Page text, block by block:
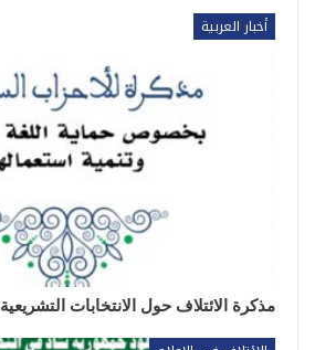
أخبار العربية
مذكرة الائتلاف حول الانتخابات التشريعية